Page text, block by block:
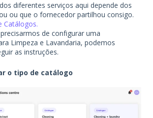
diferentes serviços aqui depende dos
ou que o fornecedor partilhou consigo.
Catálogos.
de configurar uma
Limpeza e Lavandaria, podemos
as instruções.
o tipo de catálogo